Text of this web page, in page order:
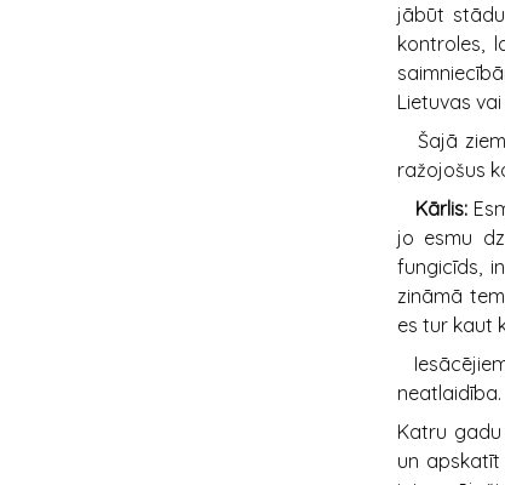
jābūt
kontroles,
Lietuvas
Šajā
ražojošus
Kārlis:
jo esmu
fungicīds,
zināmā
es tur kaut
neatlaidība.
Katru
un